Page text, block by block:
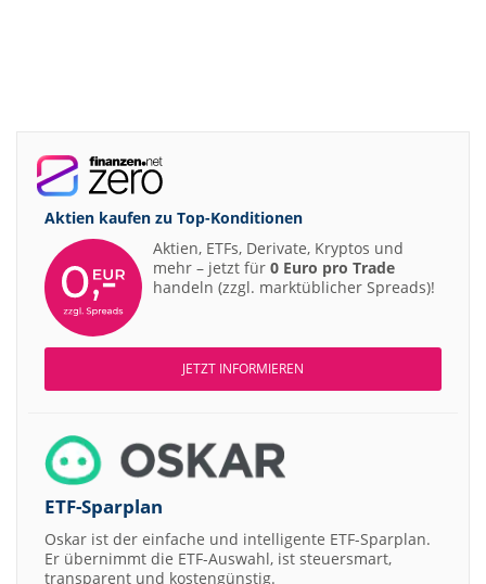
Aktien kaufen zu Top-Konditionen
Aktien, ETFs, Derivate, Kryptos und
mehr – jetzt für 0 Euro pro Trade
handeln (zzgl. marktüblicher Spreads)!
JETZT INFORMIEREN
ETF-Sparplan
Oskar ist der einfache und intelligente ETF-Sparplan.
Er übernimmt die ETF-Auswahl, ist steuersmart,
transparent und kostengünstig.